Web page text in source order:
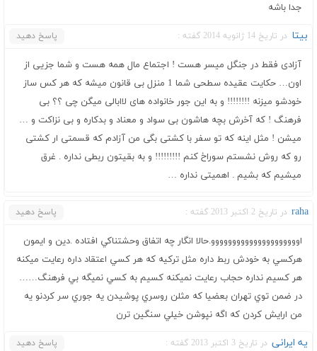
جدا باشه
بیتا در تاریخ 14 ژانویه 2014 گفته : پاسخ دهید
آزادی فقط در جنگل میسر هست ! اجتماع مال همه هست و شما جزیی از
اون… حکایت عقیده سطحی شما 1 منزل بی قانون میشه که هر کس ساز
خودشو میزنه !!!!!!!! و به این جور خانواده های لاابالی میگن چی ؟؟ بی
فرهنگ ! که آخرش بچه هاشون بی سواد و معناد و بدکاره و بی نزاکت و …
میشن ! مثل اینه که تو سفر با کشتی بگی من آزادم که قسمتی ار کشتی
رو که روش نشستم سوراخ کنم !!!!!!!!! و به بقیتون ربطی نداره . غرق
میشیم که بشیم . اهمیتی نداره …
raha در تاریخ 2 اکتبر 2013 گفته : پاسخ دهید
اووووووووووووووووووووو.حالا انگار چه اتفاق وحشتناكي افتاده .دين و ايمون
هركسي به خودش ربط داره مثل تركيه كه هر كسي اعتقاد داره رعايت ميكنه
هر كسيم نداره حجاب رعايت نميكنه كسيم به كسي نميگه بي فرهنگ……
در ضمن توي تهران بعضيا كه مثلن روسري پوشيدن يه جوري سر كردنو يه
من ارايش كردن كه اگه نپوشن خيلي سنگين ترن
یه ایرانی در تاریخ 3 اکتبر 2013 گفته : پاسخ دهید